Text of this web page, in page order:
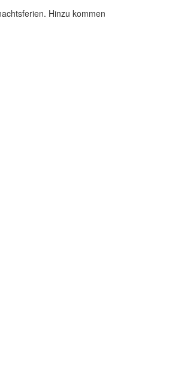
Hinzu kommen